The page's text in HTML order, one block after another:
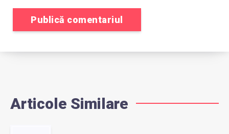
Articole Similare